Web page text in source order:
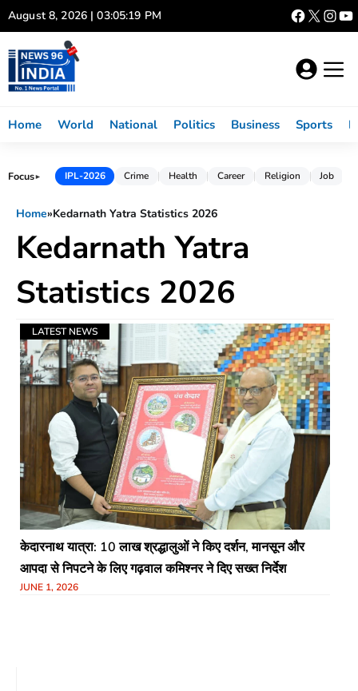
Skip
to
content
August 8, 2026 | 03:05:19 PM
Home World National Politics Business Sports
Focus► IPL-2026 Crime Health Career Religion Job
Home»Kedarnath Yatra Statistics 2026
Kedarnath Yatra
Statistics 2026
LATEST NEWS
केदारनाथ यात्रा: 10 लाख श्रद्धालुओं ने किए दर्शन, मानसून और
आपदा से निपटने के लिए गढ़वाल कमिश्नर ने दिए सख्त निर्देश​
JUNE 1, 2026